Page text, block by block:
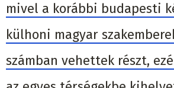
mivel a korábbi budapesti
külhoni magyar
számban vehettek részt,